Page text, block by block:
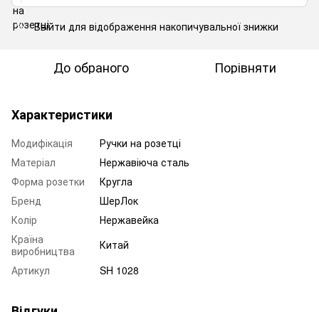
% Ввійти для відображення накопичувальної знижки
До обраного Порівняти
Характеристики
Модифікація
Ручки на розетці
Матеріал
Нержавіюча сталь
Форма розетки
Кругла
Бренд
ШерЛок
Колір
Нержавейка
Країна
виробництва
Китай
Артикул
SH 1028